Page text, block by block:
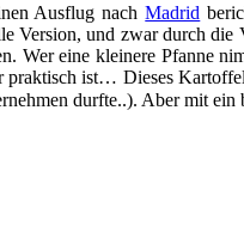
Ausflug nachMadrid
Version, und zwar durch
Wer eine kleinere Pfanne
praktisch ist… Dieses
durfte..). Aber mit